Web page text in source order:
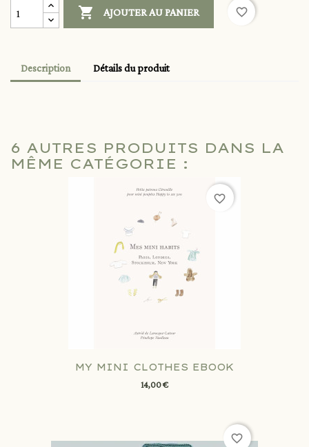
 AJOUTER AU PANIER favorite_border
Description Détails du produit
6 AUTRES PRODUITS DANS LA
MÊME CATÉGORIE :
MY MINI CLOTHES EBOOK
14,00 €
favorite_border
favorite_border